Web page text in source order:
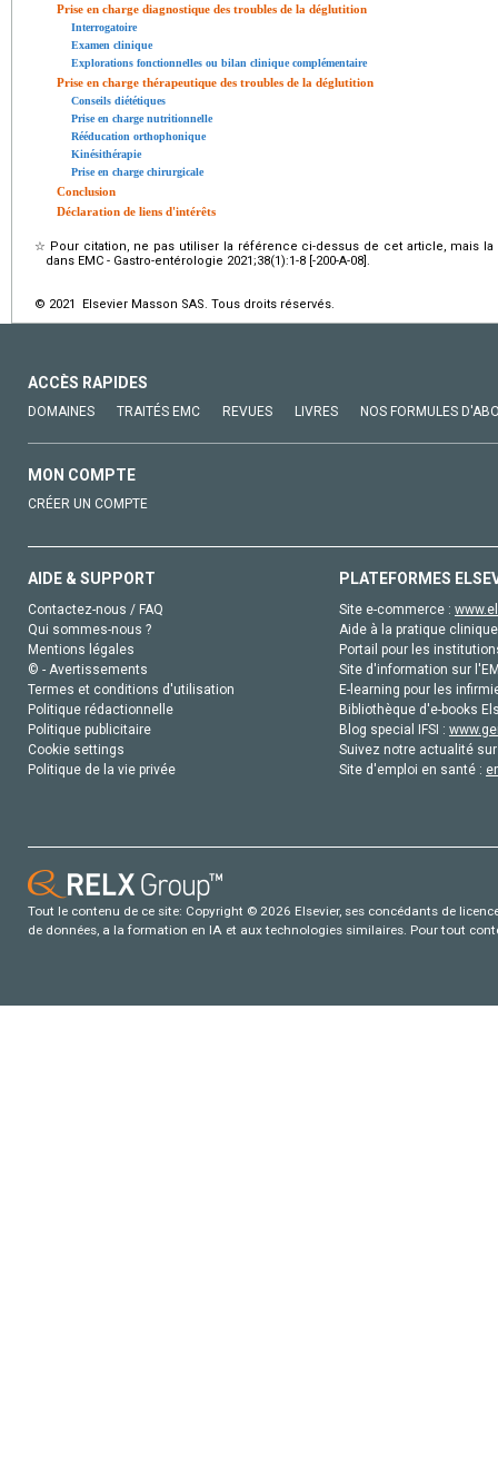
Prise en charge diagnostique des troubles de la déglutition
Interrogatoire
Examen clinique
Explorations fonctionnelles ou bilan clinique complémentaire
Prise en charge thérapeutique des troubles de la déglutition
Conseils diététiques
Prise en charge nutritionnelle
Rééducation orthophonique
Kinésithérapie
Prise en charge chirurgicale
Conclusion
Déclaration de liens d'intérêts
☆ Pour citation, ne pas utiliser la référence ci-dessus de cet article, mais
dans EMC - Gastro-entérologie 2021;38(1):1-8 [-200-A-08].
© 2021 Elsevier Masson SAS. Tous droits réservés.
ACCÈS RAPIDES
DOMAINES TRAITÉS EMC REVUES LIVRES NOS FORMULES
MON COMPTE
CRÉER UN COMPTE
AIDE & SUPPORT
Contactez-nous / FAQ
Qui sommes-nous ?
Mentions légales
© - Avertissements
Termes et conditions d'utilisation
Politique rédactionnelle
Politique publicitaire
Cookie settings
Politique de la vie privée
PLATEFORMES
Site e-commerce :
Aide à la pratique
Portail pour les
Site d'information sur
E-learning pour les
Bibliothèque d'e-books
Blog special IFSI :
Suivez notre actualité
Site d'emploi en santé :
Tout le contenu de ce site: Copyright © 2026 Elsevier, ses concédants de
de données, a la formation en IA et aux technologies similaires. Pour tout